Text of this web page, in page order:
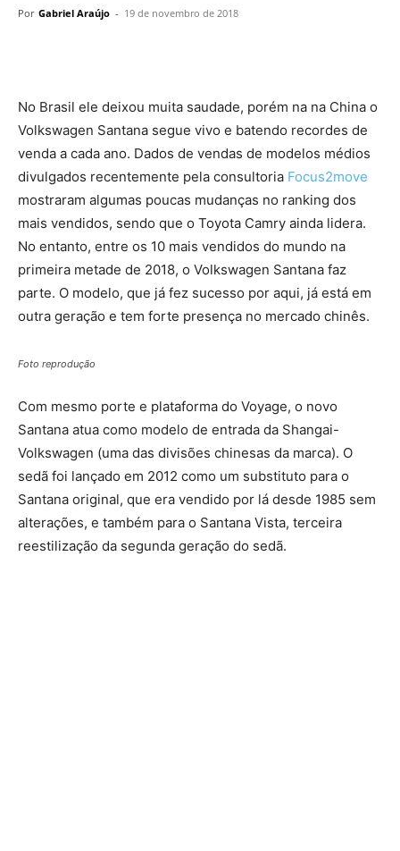
Por Gabriel Araújo - 19 de novembro de 2018
No Brasil ele deixou muita saudade, porém na na China o
Volkswagen Santana segue vivo e batendo recordes de
venda a cada ano. Dados de vendas de modelos médios
divulgados recentemente pela consultoria Focus2move
mostraram algumas poucas mudanças no ranking dos
mais vendidos, sendo que o Toyota Camry ainda lidera.
No entanto, entre os 10 mais vendidos do mundo na
primeira metade de 2018, o Volkswagen Santana faz
parte. O modelo, que já fez sucesso por aqui, já está em
outra geração e tem forte presença no mercado chinês.
Foto reprodução
Com mesmo porte e plataforma do Voyage, o novo
Santana atua como modelo de entrada da Shangai-
Volkswagen (uma das divisões chinesas da marca). O
sedã foi lançado em 2012 como um substituto para o
Santana original, que era vendido por lá desde 1985 sem
alterações, e também para o Santana Vista, terceira
reestilização da segunda geração do sedã.